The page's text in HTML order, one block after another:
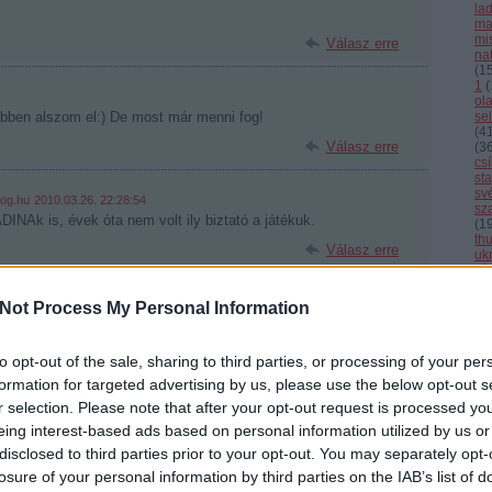
Process My Personal Information
opt-out of the sale, sharing to third parties, or processing of your
for targeted advertising by us, please use the below opt-out
selection. Please note that after your opt-out request is processed
interest-based ads based on personal information utilized by us
to third parties prior to your opt-out. You may separately
of your personal information by third parties on the IAB’s list of
(
1 (
(41
(
(
Válasz erre
alszom el:) De most már menni fog!
Válasz erre
2010.03.26. 22:28:54
is, évek óta nem volt ily biztató a játékuk.
Válasz erre
Válasz erre
a következő szezonra,erre a gerincre lehet építeni!